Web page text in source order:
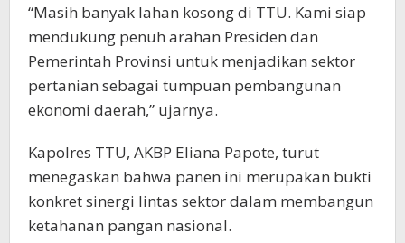
“Masih banyak lahan kosong di TTU. Kami siap
mendukung penuh arahan Presiden dan
Pemerintah Provinsi untuk menjadikan sektor
pertanian sebagai tumpuan pembangunan
ekonomi daerah,” ujarnya.
Kapolres TTU, AKBP Eliana Papote, turut
menegaskan bahwa panen ini merupakan bukti
konkret sinergi lintas sektor dalam membangun
ketahanan pangan nasional.